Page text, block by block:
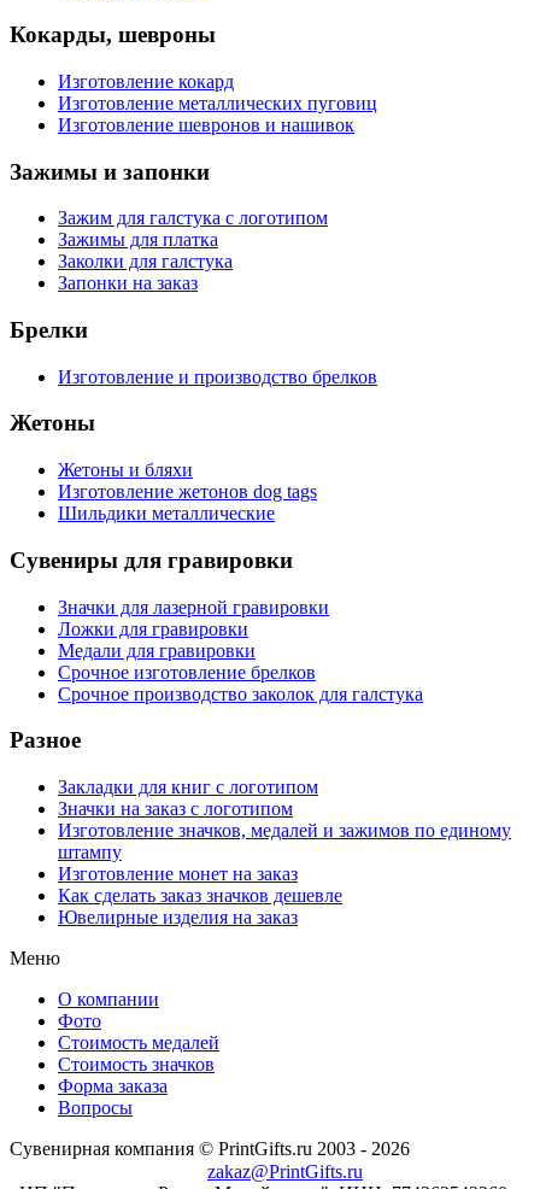
Кокарды, шевроны
Изготовление кокард
Изготовление металлических пуговиц
Изготовление шевронов и нашивок
Зажимы и запонки
Зажим для галстука с логотипом
Зажимы для платка
Заколки для галстука
Запонки на заказ
Брелки
Изготовление и производство брелков
Жетоны
Жетоны и бляхи
Изготовление жетонов dog tags
Шильдики металлические
Сувениры для гравировки
Значки для лазерной гравировки
Ложки для гравировки
Медали для гравировки
Срочное изготовление брелков
Срочное производство заколок для галстука
Разное
Закладки для книг с логотипом
Значки на заказ с логотипом
Изготовление значков, медалей и зажимов по единому
штампу
Изготовление монет на заказ
Как сделать заказ значков дешевле
Ювелирные изделия на заказ
Меню
О компании
Фото
Стоимость медалей
Стоимость значков
Форма заказа
Вопросы
Сувенирная компания © PrintGifts.ru 2003 - 2026
zakaz@PrintGifts.ru